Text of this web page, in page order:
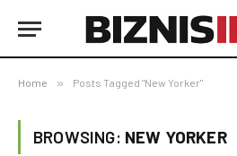
Home » Posts Tagged "New Yorker"
BROWSING: NEW YORKER